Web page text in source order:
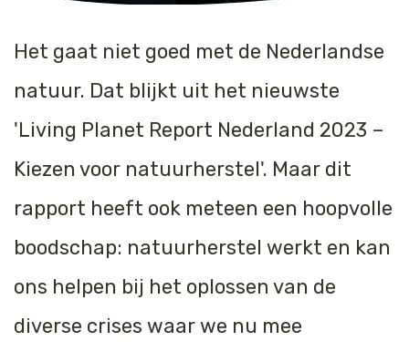
Het gaat niet goed met de Nederlandse
natuur. Dat blijkt uit het nieuwste
'Living Planet Report Nederland 2023 –
Kiezen voor natuurherstel'. Maar dit
rapport heeft ook meteen een hoopvolle
boodschap: natuurherstel werkt en kan
ons helpen bij het oplossen van de
diverse crises waar we nu mee
Panda
IJsbeer
Zeeschildpad